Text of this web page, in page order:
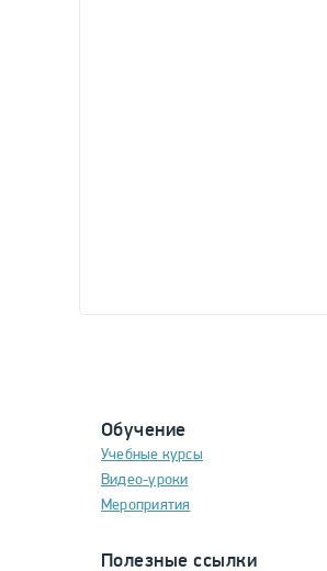
Обучение
Учебные курсы
Видео-уроки
Мероприятия
Полезные ссылки